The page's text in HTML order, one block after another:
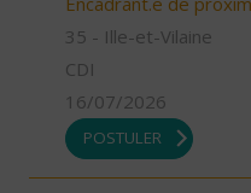
35 - Ille-et-Vilaine
CDI
16/07/2026
POSTULER